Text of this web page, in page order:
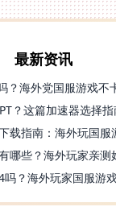
最新资讯
？海外党国服游戏不
？这篇加速器选择